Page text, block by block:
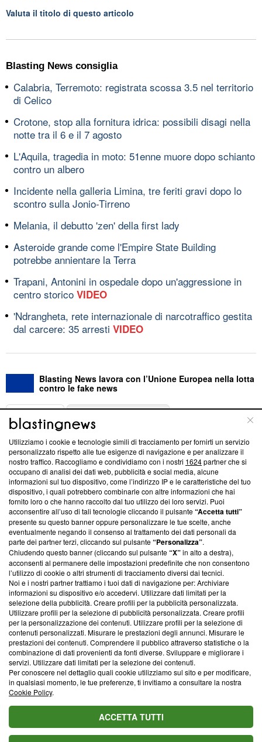
Valuta il titolo di questo articolo
Blasting News consiglia
Calabria, Terremoto: registrata scossa 3.5 nel territorio
di Celico
Crotone, stop alla fornitura idrica: possibili disagi nella
notte tra il 6 e il 7 agosto
L'Aquila, tragedia in moto: 51enne muore dopo schianto
contro un albero
Incidente nella galleria Limina, tre feriti gravi dopo lo
scontro sulla Jonio-Tirreno
Melania, il debutto 'zen' della first lady
Asteroide grande come l'Empire State Building
potrebbe annientare la Terra
Trapani, Antonini in ospedale dopo un'aggressione in
centro storico VIDEO
'Ndrangheta, rete internazionale di narcotraffico gestita
dal carcere: 35 arresti VIDEO
Blasting News lavora con l’Unione Europea nella lotta
contro le fake news
ABOUT
Questa sezione offre informazioni trasparenti su Blasting
News, sui nostri processi editoriali e su come ci impegniamo a
creare news di qualità. Inoltre, afferma la nostra aderenza a
‘Trust Project - News with Integrity’Blasting News non è
ancora membro del programma, ma ha richiesto di farne
parte; Trust Project non ha ancora effettuato una verifica di
conformità agli standard.
Su di noi
Team editoriale
Corporate
Redazione
Informativa Privacy
Cookie Policy
Blasting SA, IDI CHE-247.845.224, Via Carlo Frasca, 3 - 6900
Lugano (Svizzera) Tel:+39 0690258937
© 2026 Blasting News
Utilizziamo i cookie e tecnologie simili di tracciamento per fornirti un servizio
personalizzato rispetto alle tue esigenze di navigazione e per analizzare il
nostro traffico. Raccogliamo e condividiamo con i nostri 1624partner che si
occupano di analisi dei dati web, pubblicità e social media, alcune
informazioni sul tuo dispositivo, come l’indirizzo IP e le caratteristiche del tuo
dispositivo, i quali potrebbero combinarle con altre informazioni che hai
fornito loro o che hanno raccolto dal tuo utilizzo dei loro servizi. Puoi
acconsentire all’uso di tali tecnologie cliccando il pulsante“Accetta tutti”
presente su questo banner oppure personalizzare le tue scelte, anche
eventualmente negando il consenso al trattamento dei dati personali da
parte dei partner terzi, cliccando sul pulsante“Personalizza”.
Chiudendo questo banner (cliccando sul pulsante“X”in alto a destra),
acconsenti al permanere delle impostazioni predefinite che non consentono
l’utilizzo di cookie o altri strumenti di tracciamento diversi dai tecnici.
Noi e i nostri partner trattiamo i tuoi dati di navigazione per: Archiviare
informazioni su dispositivo e/o accedervi. Utilizzare dati limitati per la
selezione della pubblicità. Creare profili per la pubblicità personalizzata.
Utilizzare profili per la selezione di pubblicità personalizzata. Creare profili
per la personalizzazione dei contenuti. Utilizzare profili per la selezione di
contenuti personalizzati. Misurare le prestazioni degli annunci. Misurare le
prestazioni dei contenuti. Comprendere il pubblico attraverso statistiche o la
combinazione di dati provenienti da fonti diverse. Sviluppare e migliorare i
servizi. Utilizzare dati limitati per la selezione dei contenuti.
Per conoscere nel dettaglio quali cookie utilizziamo sul sito e per modificare,
in qualsiasi momento, le tue preferenze, ti invitiamo a consultare la nostra
Cookie Policy.
ACCETTA TUTTI